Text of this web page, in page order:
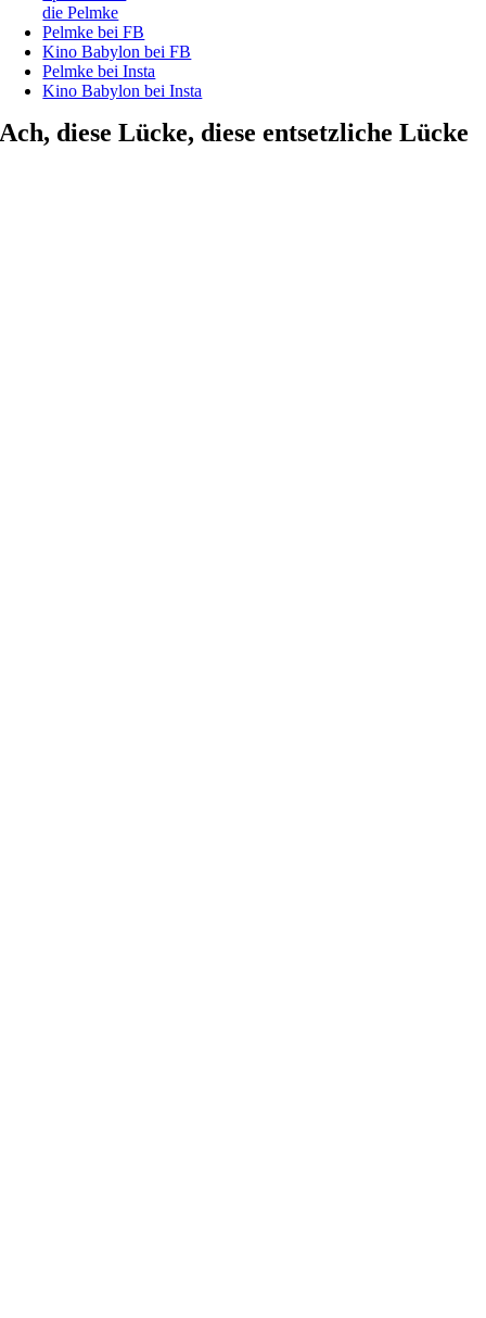
die Pelmke
Pelmke bei FB
Kino Babylon bei FB
Pelmke bei Insta
Kino Babylon bei Insta
Ach, diese Lücke, diese entsetzliche Lücke